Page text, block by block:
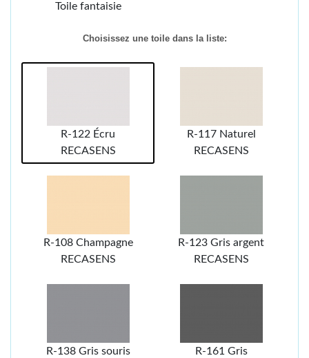
Toile fantaisie
Choisissez une toile dans la liste:
R-122 Écru
RECASENS
R-117 Naturel
RECASENS
R-108 Champagne
RECASENS
R-123 Gris argent
RECASENS
R-138 Gris souris
R-161 Gris